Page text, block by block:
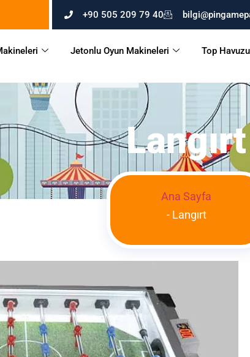
+90 505 209 79 40
Jetonlu Oyun Makineleri Top Havuzu
Langırt
Ana Sayfa
- Langırt